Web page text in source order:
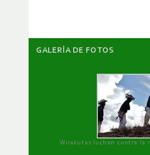
GALERÌA DE FOTOS
Wirakutas luchan contra la